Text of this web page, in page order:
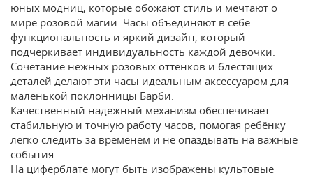
юных модниц, которые обожают стиль и мечтают о
мире розовой магии. Часы объединяют в себе
функциональность и яркий дизайн, который
подчеркивает индивидуальность каждой девочки.
Сочетание нежных розовых оттенков и блестящих
деталей делают эти часы идеальным аксессуаром для
маленькой поклонницы Барби.
Качественный надежный механизм обеспечивает
стабильную и точную работу часов, помогая ребёнку
легко следить за временем и не опаздывать на важные
события.
На циферблате могут быть изображены культовые